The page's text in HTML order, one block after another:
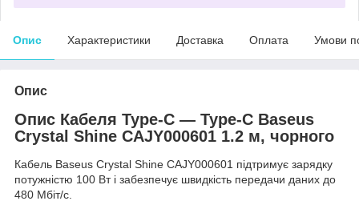
Опис Характеристики Доставка Оплата Умови
Опис
Опис Кабеля Type-C — Type-C Baseus
Crystal Shine CAJY000601 1.2 м, чорного
Кабель Baseus Crystal Shine CAJY000601 підтримує зарядку
потужністю 100 Вт і забезпечує швидкість передачи даних до
480 Мбіт/с.